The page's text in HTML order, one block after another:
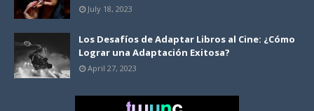
July 18, 2023
Los Desafíos de Adaptar Libros al Cine: ¿Cómo
Lograr una Adaptación Exitosa?
April 27, 2023